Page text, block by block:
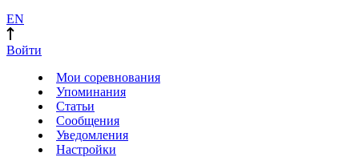
EN
Войти
Мои соревнования
Упоминания
Статьи
Сообщения
Уведомления
Настройки